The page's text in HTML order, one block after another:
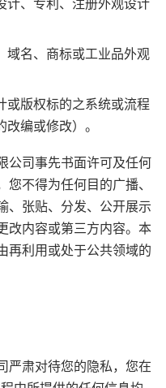
域名、商标或工业品外观
或版权标的之系统或流程
改编或修改）。
公司事先书面许可及任何
不得为任何目的广播、
、张贴、分发、公开展示
改内容或第三方内容。本
再利用或处于公共领域的
严肃对待您的隐私，您在